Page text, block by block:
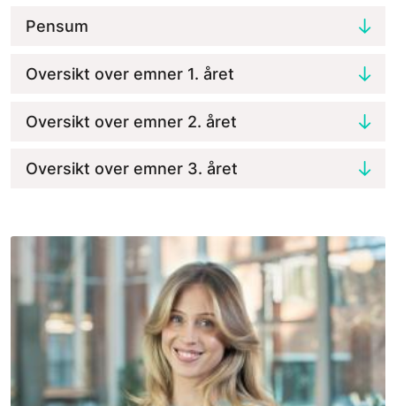
Pensum
Oversikt over emner 1. året
Oversikt over emner 2. året
Oversikt over emner 3. året